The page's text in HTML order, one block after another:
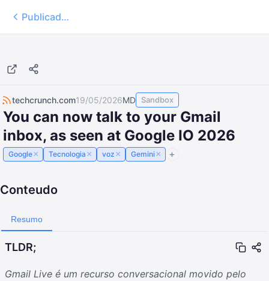
Publicados
techcrunch.com19/05/2026MD Sandbox
You can now talk to your Gmail
inbox, as seen at Google IO 2026
Google× Tecnologia × voz × Gemini×
Conteudo
Resumo
TLDR;
Gmail Live é um recurso conversacional movido pelo